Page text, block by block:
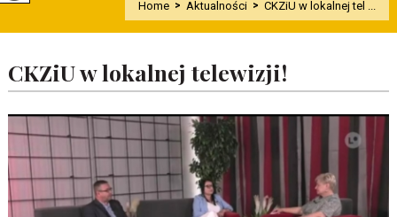
Home > Aktualności > CKZiU w lokalnej tel ...
CKZiU w lokalnej telewizji!